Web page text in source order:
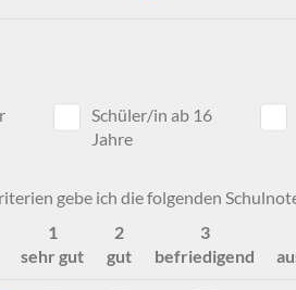
Schüler/in ab 16
Jahre
gebe ich die folgenden
1
sehr gut
2
gut
3
befriedigend